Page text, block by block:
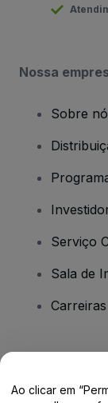
Nossa
Sobre
Serviço
Sala de
Carreiras
Ao clicar em